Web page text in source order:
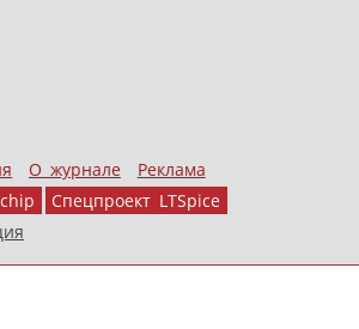
О журнале
Реклама
Спецпроект LTSpice